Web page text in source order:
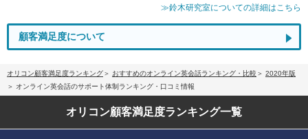
≫鈴木研究室についての詳細はこちら
顧客満足度について
オリコン顧客満足度ランキング おすすめのオンライン英会話ランキング・比較
2020年版
オンライン英会話のサポート体制ランキング・口コミ情報
オリコン顧客満足度ランキング一覧